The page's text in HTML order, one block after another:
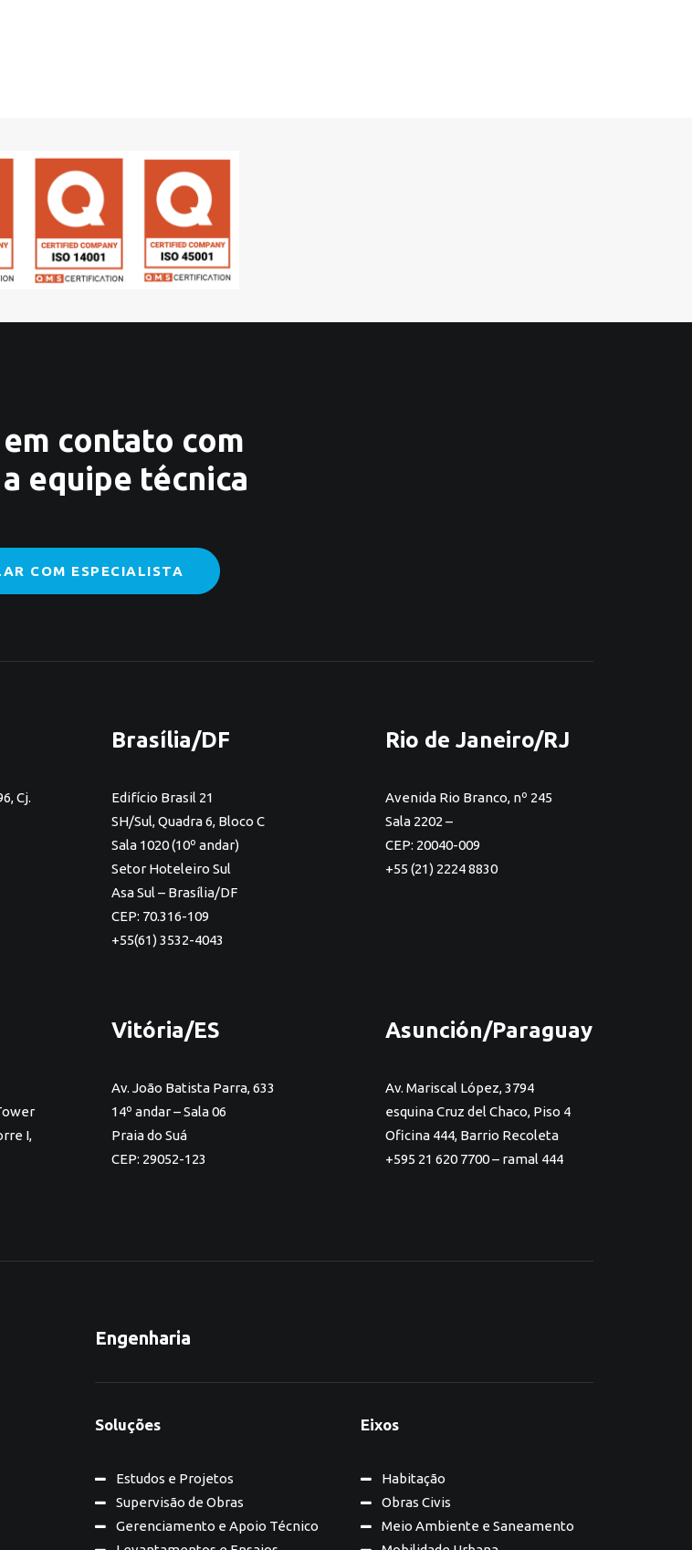
contato com
equipe técnica
COM ESPECIALISTA
Cj.
Brasília/DF
Edifício Brasil 21
SH/Sul, Quadra 6, Bloco C
Sala 1020 (10º andar)
Setor Hoteleiro Sul
Asa Sul – Brasília/DF
CEP: 70.316-109
+55(61) 3532-4043
Rio de Janeiro/RJ
Avenida Rio Branco, nº 245
Sala 2202 –
CEP: 20040-009
+55 (21) 2224 8830
I,
Vitória/ES
Av. João Batista Parra, 633
14º andar – Sala 06
Praia do Suá
CEP: 29052-123
Asunción/Paraguay
Av. Mariscal López, 3794
esquina Cruz del Chaco, Piso 4
Oficina 444, Barrio Recoleta
+595 21 620 7700 – ramal 444
Engenharia
Soluções
Estudos e Projetos
Supervisão de Obras
Gerenciamento e Apoio Técnico
Eixos
Habitação
Obras Civis
Meio Ambiente e Saneamento